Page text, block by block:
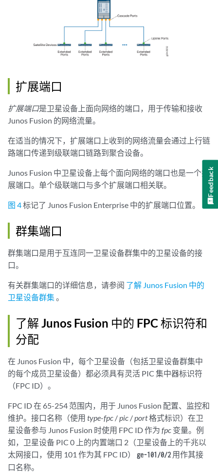
扩展端口
扩展端口是卫星设备上面向网络的端口，用于传输和接收
Junos Fusion 的网络流量。
在适当的情况下，扩展端口上收到的网络流量会通过上行链
路端口传递到级联端口链路到聚合设备。
Junos Fusion 中卫星设备上每个面向网络的端口也是一个扩
展端口。单个级联端口与多个扩展端口相关联。
图 4标记了 Junos Fusion Enterprise 中的扩展端口位置。
群集端口
群集端口是用于互连同一卫星设备群集中的卫星设备的接
口。
有关群集端口的详细信息，请参阅 了解 Junos Fusion 中的
卫星设备群集 。
了解 Junos Fusion 中的 FPC 标识符和
分配
在 Junos Fusion 中，每个卫星设备（包括卫星设备群集中
的每个成员卫星设备）都必须具有灵活 PIC 集中器标识符
（FPC ID）。
FPC ID 在 65-254 范围内，用于 Junos Fusion 配置、监控和
维护。接口名称（使用 type-fpc / pic / port格式标识）在卫
星设备参与 Junos Fusion 时使用 FPC ID 作为 fpc 变量。例
如，卫星设备 PIC 0 上的内置端口 2（卫星设备上的千兆以
太网接口，使用 101 作为其 FPC ID）
ge-101/0/2 用作其接
口名称。
Feedback